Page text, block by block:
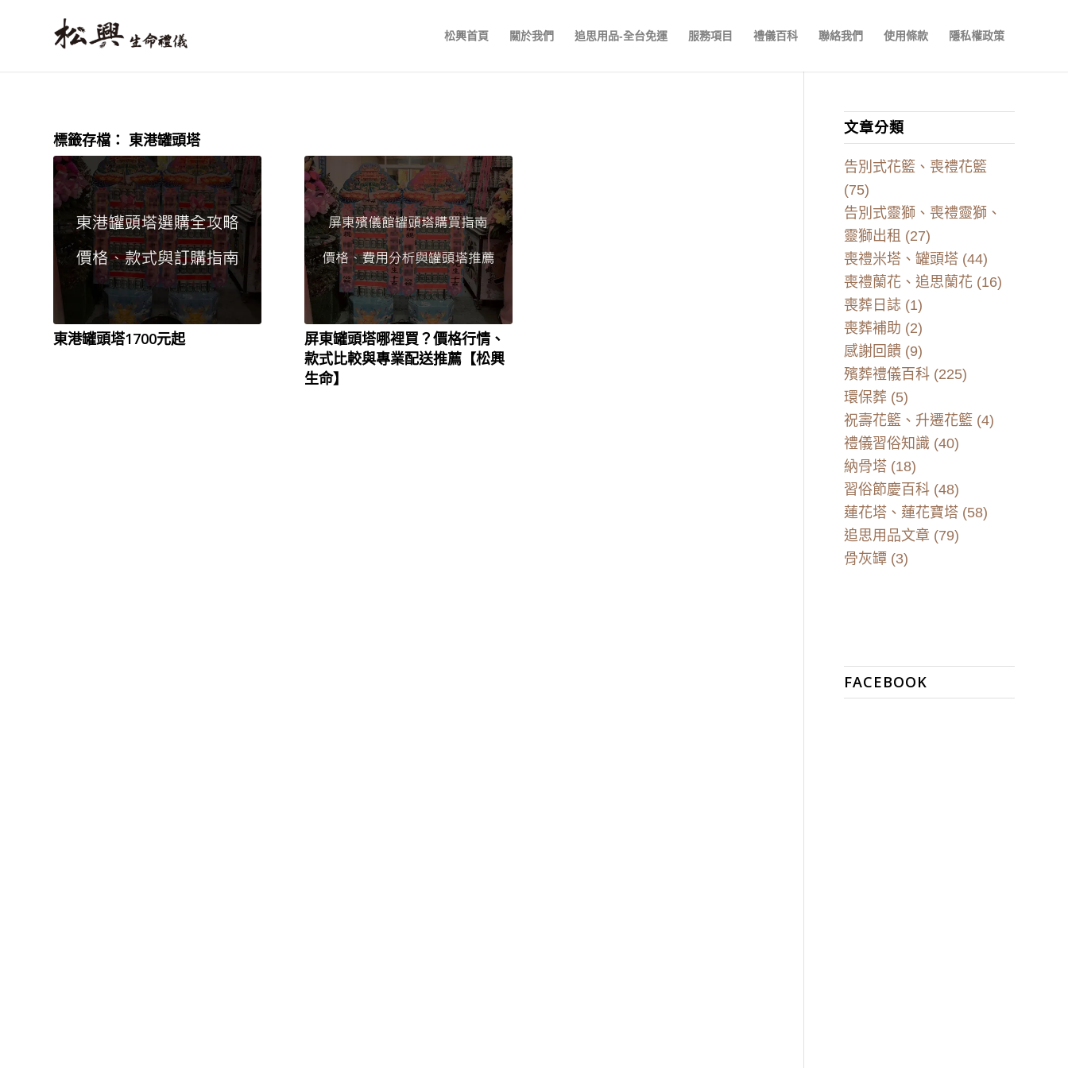
松興首頁 關於我們 追思用品-全台免運 服務項目 禮儀百科 聯絡我們 使用條款 隱私權政策
標籤存檔： 東港罐頭塔
東港罐頭塔1700元起
屏東罐頭塔哪裡買？價格行情、
款式比較與專業配送推薦【松興
生命】
文章分類
告別式花籃、喪禮花籃
(75)
告別式靈獅、喪禮靈獅、
靈獅出租 (27)
喪禮米塔、罐頭塔 (44)
喪禮蘭花、追思蘭花(16)
喪葬日誌 (1)
喪葬補助 (2)
感謝回饋(9)
殯葬禮儀百科(225)
環保葬(5)
祝壽花籃、升遷花籃 (4)
禮儀習俗知識 (40)
納骨塔 (18)
習俗節慶百科(48)
蓮花塔、蓮花寶塔 (58)
追思用品文章 (79)
骨灰罈(3)
FACEBOOK